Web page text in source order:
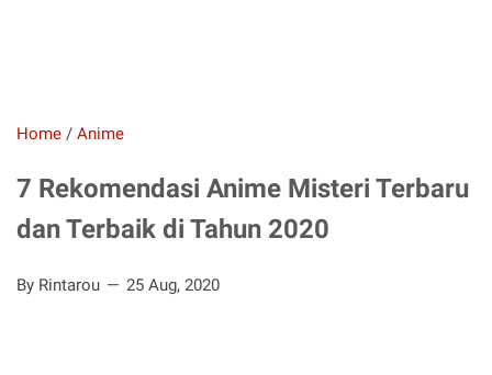
Home / Anime
7 Rekomendasi Anime Misteri Terbaru
dan Terbaik di Tahun 2020
By Rintarou 25 Aug, 2020